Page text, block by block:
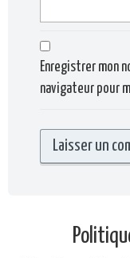
Enregistrer mon
navigateur pour